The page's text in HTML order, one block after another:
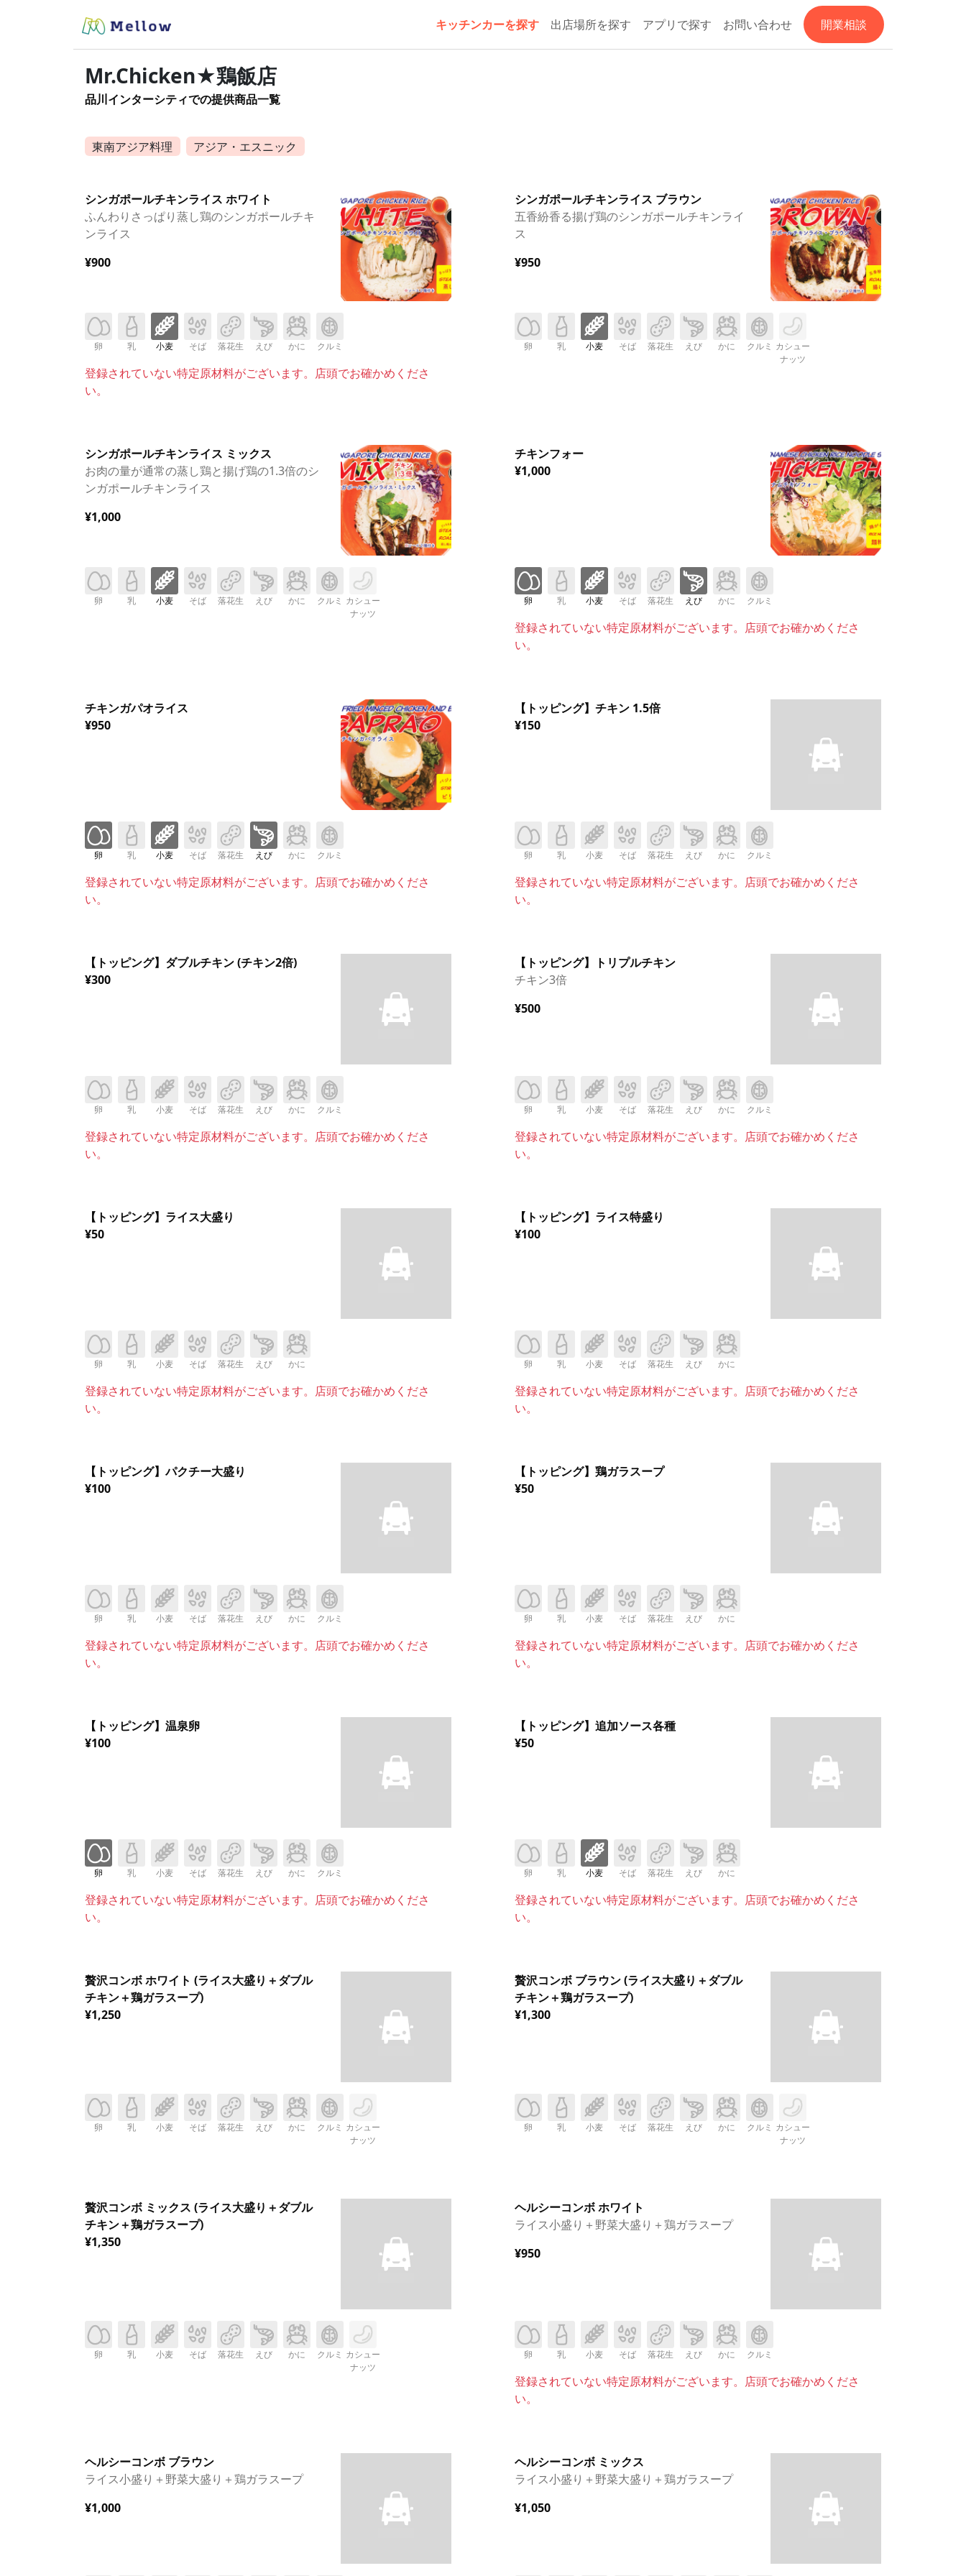
キッチンカーを探す 出店場所を探す アプリで探す お問い合わせ 開業相談
Mr.Chicken★鶏飯店
品川インターシティでの提供商品一覧
東南アジア料理 アジア・エスニック
シンガポールチキンライス ホワイト
ふんわりさっぱり蒸し鶏のシンガポールチキ
ンライス
¥900
卵 乳 小麦 そば 落花生 えび かに クルミ
登録されていない特定原材料がございます。店頭でお確かめくださ
い。
シンガポールチキンライス ブラウン
五香紛香る揚げ鶏のシンガポールチキンライ
ス
¥950
卵 乳 小麦 そば 落花生 えび かに クルミ カシュー
ナッツ
シンガポールチキンライス ミックス
お肉の量が通常の蒸し鶏と揚げ鶏の1.3倍のシ
ンガポールチキンライス
¥1,000
卵 乳 小麦 そば 落花生 えび かに クルミ カシュー
ナッツ
チキンフォー
¥1,000
卵 乳 小麦 そば 落花生 えび かに クルミ
登録されていない特定原材料がございます。店頭でお確かめくださ
い。
チキンガパオライス
¥950
卵 乳 小麦 そば 落花生 えび かに クルミ
登録されていない特定原材料がございます。店頭でお確かめくださ
い。
【トッピング】チキン 1.5倍
¥150
卵 乳 小麦 そば 落花生 えび かに クルミ
登録されていない特定原材料がございます。店頭でお確かめくださ
い。
【トッピング】ダブルチキン (チキン2倍)
¥300
卵 乳 小麦 そば 落花生 えび かに クルミ
登録されていない特定原材料がございます。店頭でお確かめくださ
い。
【トッピング】トリプルチキン
チキン3倍
¥500
卵 乳 小麦 そば 落花生 えび かに クルミ
登録されていない特定原材料がございます。店頭でお確かめくださ
い。
【トッピング】ライス大盛り
¥50
卵 乳 小麦 そば 落花生 えび かに
登録されていない特定原材料がございます。店頭でお確かめくださ
い。
【トッピング】ライス特盛り
¥100
卵 乳 小麦 そば 落花生 えび かに
登録されていない特定原材料がございます。店頭でお確かめくださ
い。
【トッピング】パクチー大盛り
¥100
卵 乳 小麦 そば 落花生 えび かに クルミ
登録されていない特定原材料がございます。店頭でお確かめくださ
い。
【トッピング】鶏ガラスープ
¥50
卵 乳 小麦 そば 落花生 えび かに
登録されていない特定原材料がございます。店頭でお確かめくださ
い。
【トッピング】温泉卵
¥100
卵 乳 小麦 そば 落花生 えび かに クルミ
登録されていない特定原材料がございます。店頭でお確かめくださ
い。
【トッピング】追加ソース各種
¥50
卵 乳 小麦 そば 落花生 えび かに
登録されていない特定原材料がございます。店頭でお確かめくださ
い。
贅沢コンボ ホワイト (ライス大盛り＋ダブル
チキン＋鶏ガラスープ)
¥1,250
卵 乳 小麦 そば 落花生 えび かに クルミ カシュー
ナッツ
贅沢コンボ ブラウン (ライス大盛り＋ダブル
チキン＋鶏ガラスープ)
¥1,300
卵 乳 小麦 そば 落花生 えび かに クルミ カシュー
ナッツ
贅沢コンボ ミックス (ライス大盛り＋ダブル
チキン＋鶏ガラスープ)
¥1,350
卵 乳 小麦 そば 落花生 えび かに クルミ カシュー
ナッツ
ヘルシーコンボ ホワイト
ライス小盛り＋野菜大盛り＋鶏ガラスープ
¥950
卵 乳 小麦 そば 落花生 えび かに クルミ
登録されていない特定原材料がございます。店頭でお確かめくださ
い。
ヘルシーコンボ ブラウン
ライス小盛り＋野菜大盛り＋鶏ガラスープ
¥1,000
ヘルシーコンボ ミックス
ライス小盛り＋野菜大盛り＋鶏ガラスープ
¥1,050